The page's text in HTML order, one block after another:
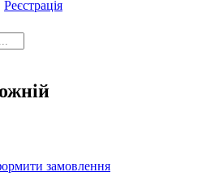
Реєстрація
замовлення